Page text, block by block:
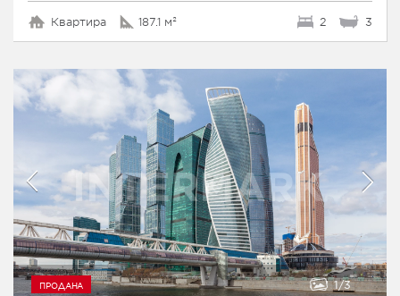
Квартира 187.1 м² 2 3
ПРОДАНА 1 3